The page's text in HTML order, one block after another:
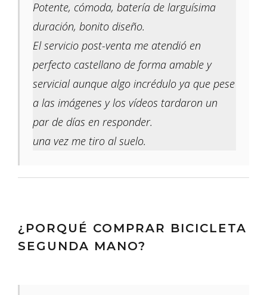
Potente, cómoda, batería de larguísima
duración, bonito diseño.
El servicio post-venta me atendió en
perfecto castellano de forma amable y
servicial aunque algo incrédulo ya que pese
a las imágenes y los vídeos tardaron un
par de días en responder.
una vez me tiro al suelo.
¿PORQUÉ COMPRAR BICICLETA
SEGUNDA MANO?